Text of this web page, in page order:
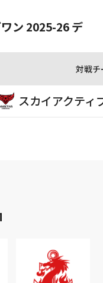
ン 2025-26 デ
対戦チ
スカイアクティ